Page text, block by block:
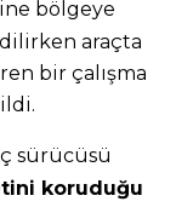
bölgeye
araçta
bir çalışma
sürücüsü
koruduğu